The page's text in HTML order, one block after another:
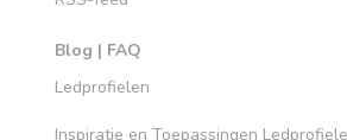
Blog | FAQ
Ledprofielen
Inspiratie en Toepassingen